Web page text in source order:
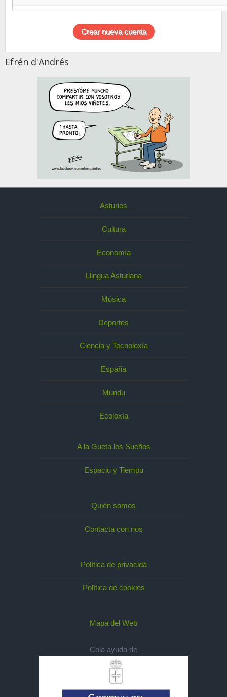
Efrén d'Andrés
Asturies
Cultura
Economía
Llingua Asturiana
Música
Deportes
Ciencia y Tecnoloxía
España
Mundu
Ecoloxía
A la Gueta los Sueños
Espaciu y Tiempu
Quién somos
Contacta con nos
Política de privacidá
Política de cookies
Mapa del Web
Cola ayuda de